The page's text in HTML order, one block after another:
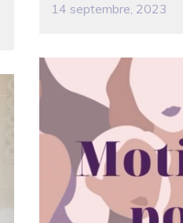
14 septembre, 2023